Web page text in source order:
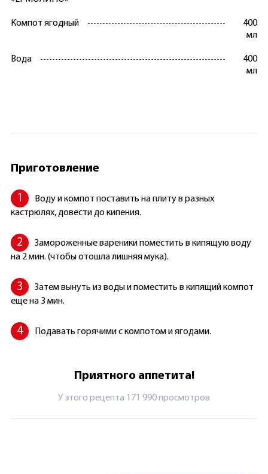
Компот ягодный
400
мл
Вода
400
мл
Приготовление
Воду и компот поставить на плиту в разных
кастрюлях, довести до кипения.
Замороженные вареники поместить в кипящую воду
на 2 мин. (чтобы отошла лишняя мука).
Затем вынуть из воды и поместить в кипящий компот
еще на 3 мин.
Подавать горячими с компотом и ягодами.
Приятного аппетита!
У этого рецепта 171 990 просмотров